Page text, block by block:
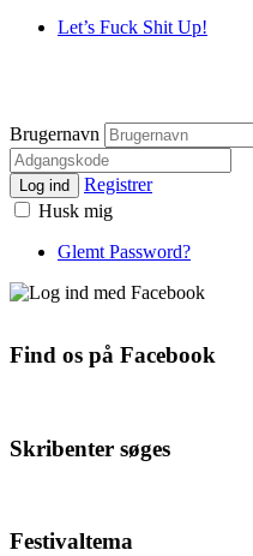
Let’s Fuck Shit Up!
Brugernavn
Log ind
Registrer
Husk mig
Glemt Password?
Find os på Facebook
Skribenter søges
Festivaltema